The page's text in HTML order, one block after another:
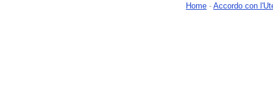
Home - Accordo con